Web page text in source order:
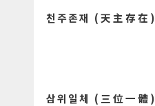
천주존재 (天主存在)
삼위일체 (三位一體)